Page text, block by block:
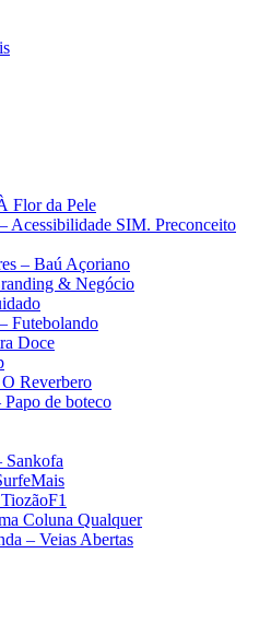
Flor da Pele
Acessibilidade SIM. Preconceito
– Baú Açoriano
& Negócio
Futebolando
Doce
Reverbero
de boteco
Sankofa
Coluna Qualquer
– Veias Abertas